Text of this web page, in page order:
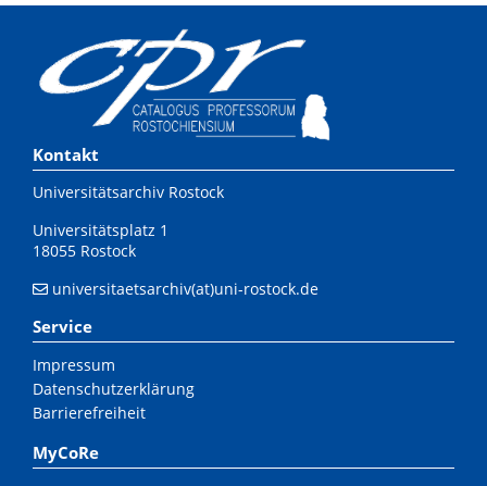
Kontakt
Universitätsarchiv Rostock
Universitätsplatz 1
18055 Rostock
universitaetsarchiv(at)uni-rostock.de
Service
Impressum
Datenschutzerklärung
Barrierefreiheit
MyCoRe